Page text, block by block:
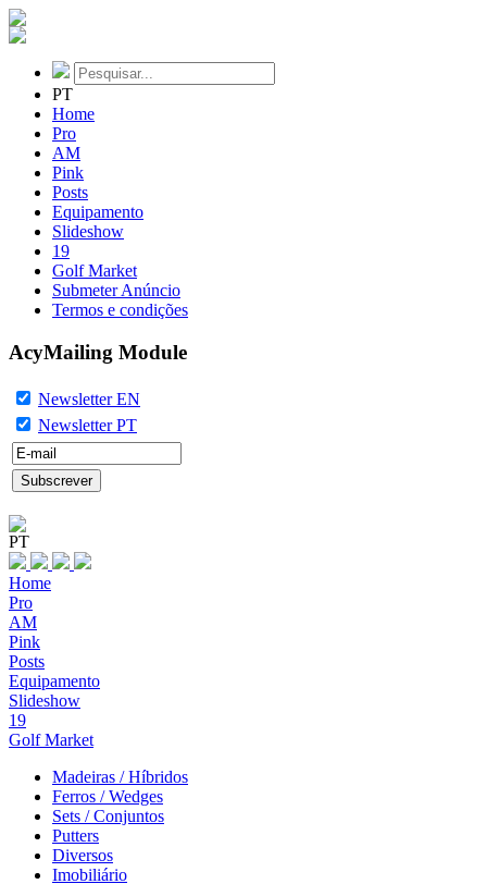
PT
Home
Pro
AM
Pink
Posts
Equipamento
Slideshow
19
Golf Market
Submeter Anúncio
Termos e condições
AcyMailing Module
Newsletter EN
Newsletter PT
PT
Home
Pro
AM
Pink
Posts
Equipamento
Slideshow
19
Golf Market
Madeiras / Híbridos
Ferros / Wedges
Sets / Conjuntos
Putters
Diversos
Imobiliário